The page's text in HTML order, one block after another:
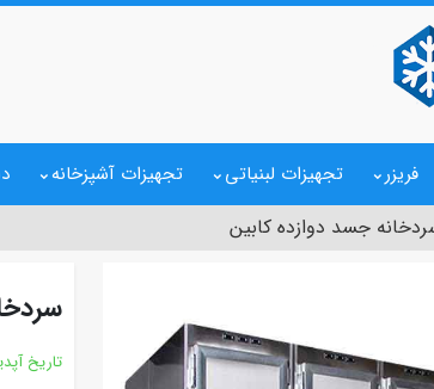
فریزر تجهیزات لبنیاتی تجهیزات آشپزخانه
جسد دوازده کابین
تاریخ